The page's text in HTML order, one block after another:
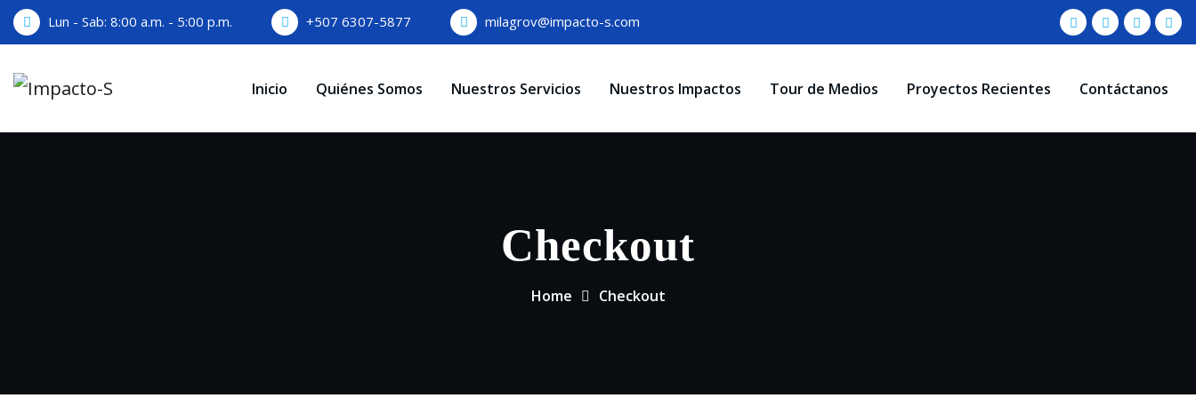
Skip
Lun - Sab: 8:00 a.m. - 5:00 p.m. +507 6307-5877 milagrov@impacto-s.com
Inicio Quiénes Somos Nuestros Servicios Nuestros Impactos Tour de Medios Proyectos Recientes Contáctanos
Checkout
Home Checkout